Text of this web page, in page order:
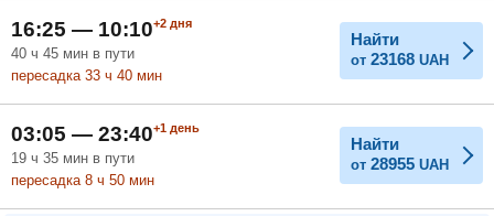
16:25 — 10:10+2 дня
40 ч 45 мин в пути
пересадка 33 ч 40 мин
Найти
от 23168 UAH
03:05 — 23:40+1 день
19 ч 35 мин в пути
пересадка 8 ч 50 мин
Найти
от 28955 UAH